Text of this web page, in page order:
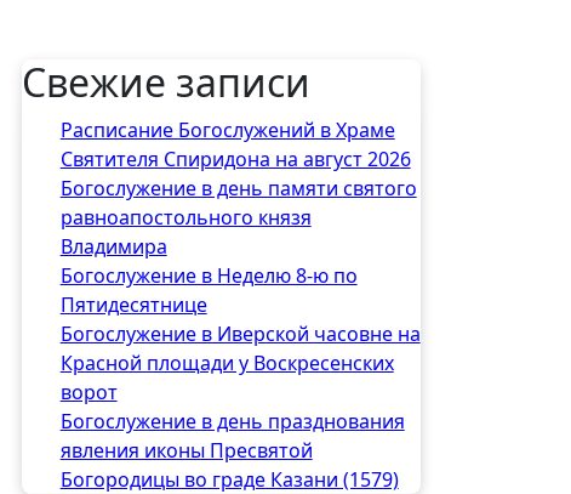
Свежие записи
Расписание Богослужений в Храме
Святителя Спиридона на август 2026
Богослужение в день памяти святого
равноапостольного князя
Владимира
Богослужение в Неделю 8-ю по
Пятидесятнице
Богослужение в Иверской часовне на
Красной площади у Воскресенских
ворот
Богослужение в день празднования
явления иконы Пресвятой
Богородицы во граде Казани (1579)